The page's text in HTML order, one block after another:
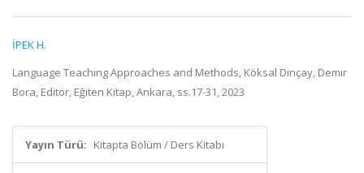
İPEK H.
Language Teaching Approaches and Methods, Köksal Dinçay, Demir
Bora, Editör, Eğiten Kitap, Ankara, ss.17-31, 2023
Yayın Türü: Kitapta Bölüm / Ders Kitabı